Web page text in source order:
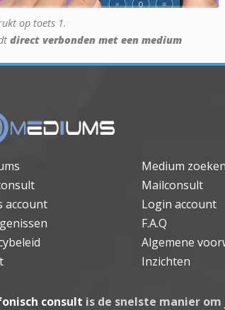
op toets 1.
direct verbonden met een medium
Medium zoeken
Mailconsult
account
Login account
F.A.Q
Algemene
Inzichten
consult is de snelste manier